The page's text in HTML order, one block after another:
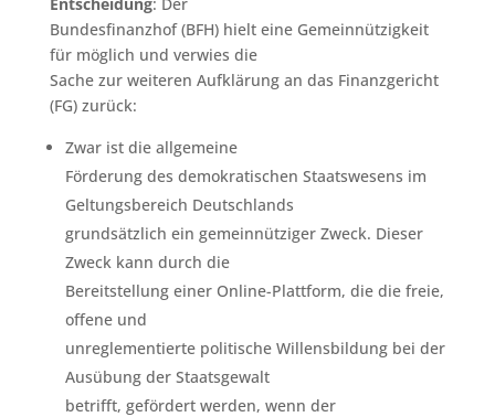
Bundesfinanzhof (BFH) hielt eine Gemeinnützigkeit
für möglich und verwies die
Sache zur weiteren Aufklärung an das Finanzgericht
(FG) zurück:
Zwar ist die allgemeine
Förderung des demokratischen Staatswesens im
Geltungsbereich Deutschlands
grundsätzlich ein gemeinnütziger Zweck. Dieser
Zweck kann durch die
Bereitstellung einer Online-Plattform, die die freie,
offene und
unreglementierte politische Willensbildung bei der
Ausübung der Staatsgewalt
betrifft, gefördert werden, wenn der